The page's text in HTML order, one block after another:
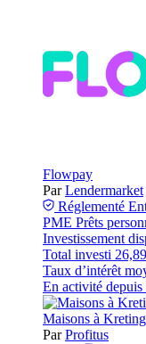
Flowpay
ParLendermarket
Réglementé
PME Prêts
Investissement
Total investi
Taux d’intérêt
En activité depuis
Maisons à
ParProfitus